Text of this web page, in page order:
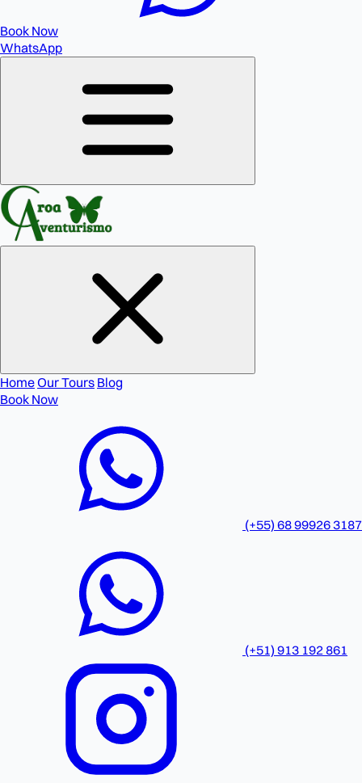
Book Now
WhatsApp
HomeOur Tours Blog
Book Now
(+55) 68 99926 3187
(+51) 913 192 861